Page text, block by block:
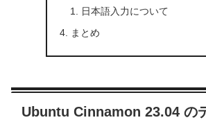
日本語入力について
まとめ
Ubuntu Cinnamon 23.04 の